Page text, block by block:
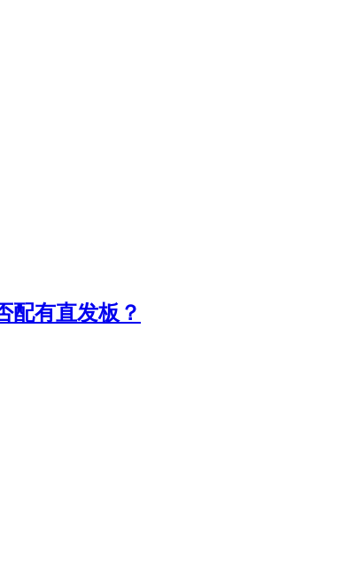
配有直发板？